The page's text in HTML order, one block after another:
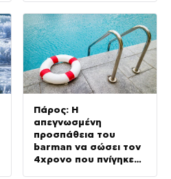
Πάρος: Η
απεγνωσμένη
προσπάθεια του
barman να σώσει τον
4χρονο που πνίγηκε